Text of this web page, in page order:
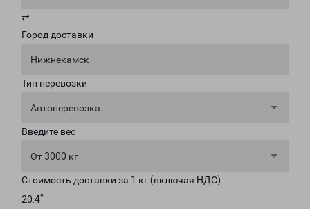
⇄
Город доставки
Нижнекамск
Тип перевозки
Автоперевозка
Введите вес
От 3000 кг
Стоимость доставки за 1 кг (включая НДС)
20.4*